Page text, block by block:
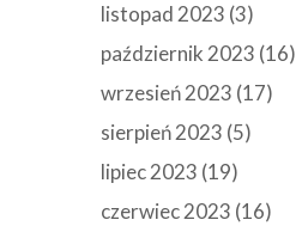
listopad 2023 (3)
październik 2023 (16)
wrzesień 2023 (17)
sierpień 2023 (5)
lipiec 2023 (19)
czerwiec 2023 (16)